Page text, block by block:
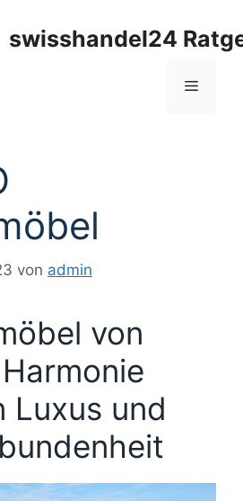
swisshandel24
Menü
von admin
von
Luxus und